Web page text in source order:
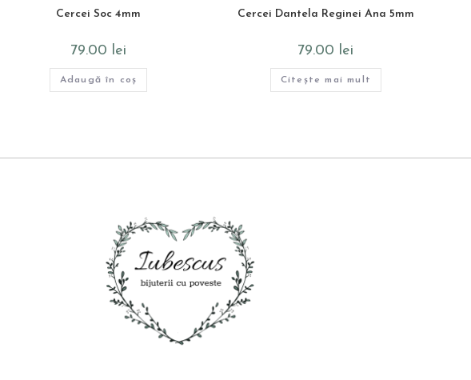
Cercei Soc 4mm
79.00 lei
Adaugă în coș
Cercei Dantela Reginei Ana 5mm
79.00 lei
Citește mai mult